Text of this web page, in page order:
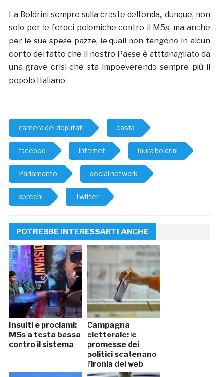
La Boldrini sempre sulla creste dell’onda,, dunque, non
solo per le feroci polemiche contro il M5s, ma anche
per le sue spese pazze, le quali non tengono in alcun
conto del fatto che il nostro Paese è atttanagliato da
una grave crisi che sta impoeverendo sempre più il
popolo Italiano
camera dei deputati casta
faceboo internet laura boldrini
Parlamento social network
sprechi Twitter
POTREBBE INTERESSARTI ANCHE
Insulti e proclami:
M5s a testa bassa
contro il sistema
Campagna
elettorale: le
promesse dei
politici scatenano
l’ironia del web